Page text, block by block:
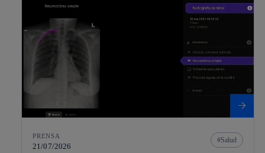
PRENSA
21/07/2026
Salud